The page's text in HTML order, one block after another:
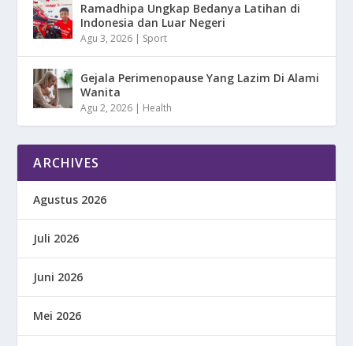
Ramadhipa Ungkap Bedanya Latihan di
Indonesia dan Luar Negeri
Agu 3, 2026 | Sport
Gejala Perimenopause Yang Lazim Di Alami
Wanita
Agu 2, 2026 | Health
ARCHIVES
Agustus 2026
Juli 2026
Juni 2026
Mei 2026